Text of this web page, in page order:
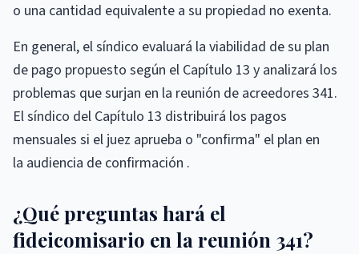
o una cantidad equivalente a su propiedad no exenta.
En general, el síndico evaluará la viabilidad de su plan
de pago propuesto según el Capítulo 13 y analizará los
problemas que surjan en la reunión de acreedores 341.
El síndico del Capítulo 13 distribuirá los pagos
mensuales si el juez aprueba o "confirma" el plan en
la audiencia de confirmación .
¿Qué preguntas hará el
fideicomisario en la reunión 341?